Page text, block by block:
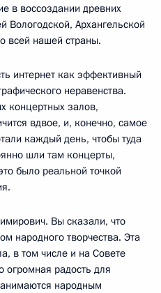
в воссоздании древних
Вологодской, Архангельской
всей нашей страны.
интернет как эффективный
неравенства.
концертных залов,
вдвое, и, конечно, самое
каждый день, чтобы туда
шли там концерты,
было реальной точкой
Вы сказали, что
народного творчества. Эта
в том числе и на Совете
огромная радость для
народным